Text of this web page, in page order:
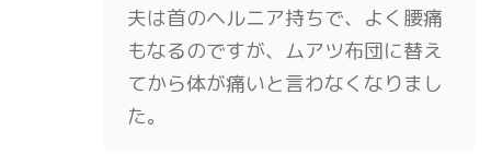
夫は首のヘルニア持ちで、よく腰痛
もなるのですが、ムアツ布団に替え
てから体が痛いと言わなくなりまし
た。